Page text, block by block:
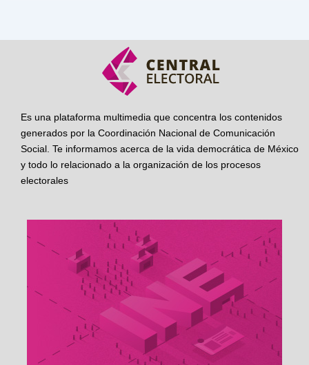
Es una plataforma multimedia que concentra los contenidos
generados por la Coordinación Nacional de Comunicación
Social. Te informamos acerca de la vida democrática de México
y todo lo relacionado a la organización de los procesos
electorales